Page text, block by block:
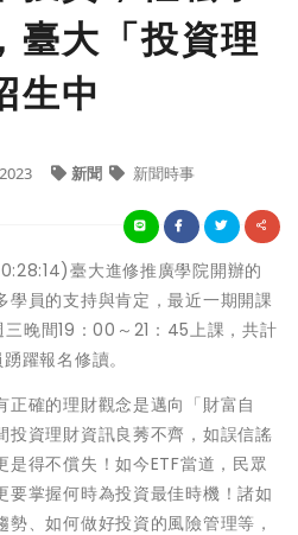
臺大「投資理
生中
新聞 新聞時事
臺大進修推廣學院開辦的
學員的支持與肯定，最近一期開課
三晚間19：00～21：45上課，共計
躍報名修讀。
正確的理財觀念是邁向「財富自
投資理財資訊良莠不齊，如誤信謠
得不償失！如今ETF當道，民眾
要掌握何時為投資最佳時機！諸如
、如何做好投資的風險管理等，